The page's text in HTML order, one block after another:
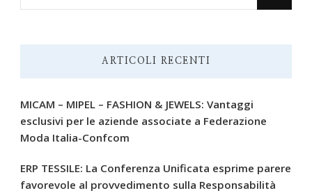
ARTICOLI RECENTI
MICAM – MIPEL – FASHION & JEWELS: Vantaggi
esclusivi per le aziende associate a Federazione
Moda Italia-Confcom
ERP TESSILE: La Conferenza Unificata esprime parere
favorevole al provvedimento sulla Responsabilità